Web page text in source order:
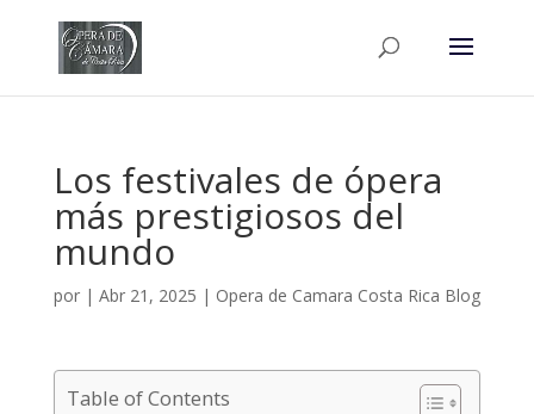
Los festivales de ópera
más prestigiosos del
mundo
por | Abr 21, 2025 | Opera de Camara Costa Rica Blog
Table of Contents